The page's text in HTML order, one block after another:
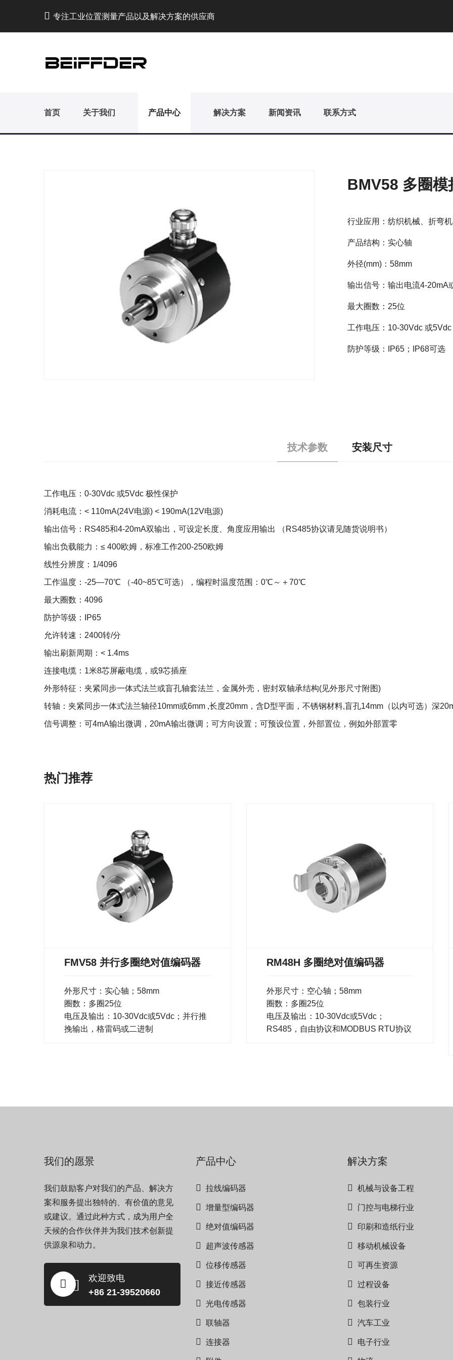
专注工业位置测量产品以及解决方案的供应商
首页 关于我们 产品中心 解决方案 新闻资讯 联系方式
BMV58 多圈模
行业应用：纺织机械、折弯
产品结构：实心轴
外径(mm)：58mm
输出信号：输出电流4-20mA
最大圈数：25位
工作电压：10-30Vdc 或
防护等级：IP65；IP68可选
技术参数 安装尺寸
工作电压：0-30Vdc 或5Vdc 极性保护
消耗电流：< 110mA(24V电源) < 190mA(12V电源)
输出信号：RS485和4-20mA双输出，可设定长度、角度应用输出 （RS485协议请见随货说明书）
输出负载能力：≤ 400欧姆，标准工作200-250欧姆
线性分辨度：1/4096
工作温度：-25—70℃ （-40~85℃可选），编程时温度范围：0℃～＋70℃
最大圈数：4096
防护等级：IP65
允许转速：2400转/分
输出刷新周期：< 1.4ms
连接电缆：1米8芯屏蔽电缆，或9芯插座
外形特征：夹紧同步一体式法兰或盲孔轴套法兰，金属外壳，密封双轴承结构(见外形尺寸附图)
转轴：夹紧同步一体式法兰轴径10mm或6mm ,长度20mm，含D型平面，不锈钢材料,盲孔14mm（以内可选）深
信号调整：可4mA输出微调，20mA输出微调；可方向设置；可预设位置，外部置位，例如外部置零
热门推荐
FMV58 并行多圈绝对值编码器
外形尺寸：实心轴；58mm
圈数：多圈25位
电压及输出：10-30Vdc或5Vdc；并行推
挽输出，格雷码或二进制
RM48H 多圈绝对值编码器
外形尺寸：空心轴；58mm
圈数：多圈25位
电压及输出：10-30Vdc或5Vdc；
RS485，自由协议和MODBUS RTU协议
我们的愿景
我们鼓励客户对我们的产品、解决方
案和服务提出独特的、有价值的意见
或建议。通过此种方式，成为用户全
天候的合作伙伴并为我们技术创新提
供源泉和动力。
欢迎致电
+86 21-39520660
产品中心
拉线编码器
增量型编码器
绝对值编码器
超声波传感器
位移传感器
接近传感器
光电传感器
联轴器
连接器
解决方案
机械与设备工程
门控与电梯行业
印刷和造纸行业
移动机械设备
可再生资源
过程设备
包装行业
汽车工业
电子行业